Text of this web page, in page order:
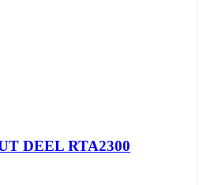
DEEL RTA2300